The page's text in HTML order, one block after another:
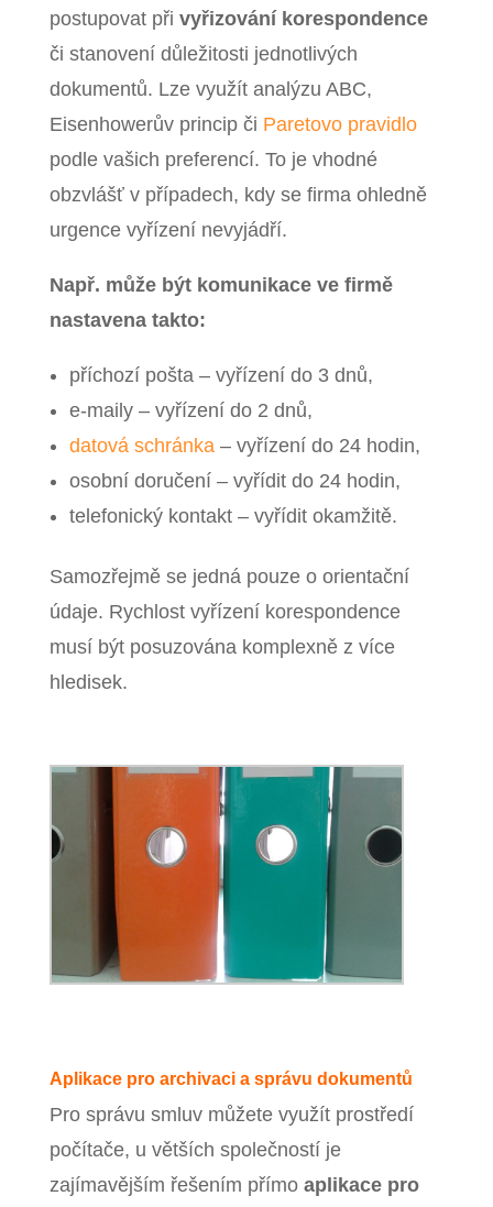
postupovat při vyřizování korespondence
či stanovení důležitosti jednotlivých
dokumentů. Lze využít analýzu ABC,
Eisenhowerův princip či Paretovo pravidlo
podle vašich preferencí. To je vhodné
obzvlášť v případech, kdy se firma ohledně
urgence vyřízení nevyjádří.
Např. může být komunikace ve firmě
nastavena takto:
příchozí pošta – vyřízení do 3 dnů,
e-maily – vyřízení do 2 dnů,
datová schránka– vyřízení do 24 hodin,
osobní doručení – vyřídit do 24 hodin,
telefonický kontakt – vyřídit okamžitě.
Samozřejmě se jedná pouze o orientační
údaje. Rychlost vyřízení korespondence
musí být posuzována komplexně z více
hledisek.
Aplikace pro archivaci a správu dokumentů
Pro správu smluv můžete využít prostředí
počítače, u větších společností je
zajímavějším řešením přímo aplikace pro